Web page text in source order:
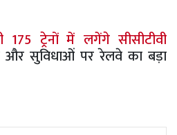
ट्रेनों में लगेंगे सीसीटीवी
और सुविधाओं पर रेलवे का बड़ा